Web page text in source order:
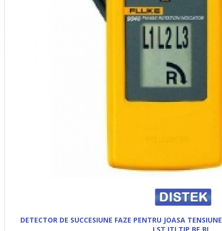
DETECTOR DE SUCCESIUNE FAZE PENTRU JOASA